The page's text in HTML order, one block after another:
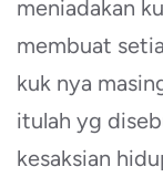
meniadakan
membuat
kuk nya
itulah yg
kesaksian